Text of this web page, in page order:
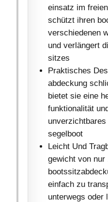
einsatz im
schützt ihren
verschiedenen
und verlängert
sitzes
Praktisches
abdeckung
bietet sie eine
funktionalität
segelboot
Leicht Und
gewicht von nur
einfach zu
unterwegs oder